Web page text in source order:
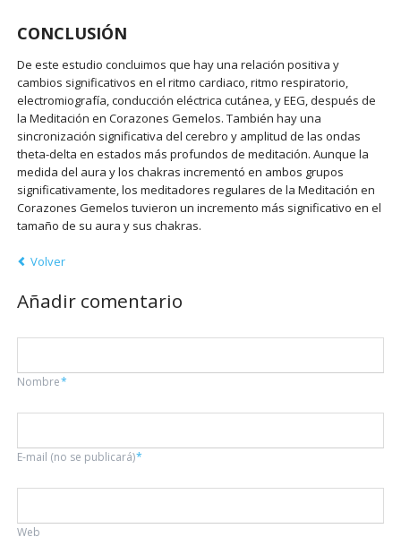
CONCLUSIÓN
De este estudio concluimos que hay una relación positiva y
cambios significativos en el ritmo cardiaco, ritmo respiratorio,
electromiografía, conducción eléctrica cutánea, y EEG, después de
la Meditación en Corazones Gemelos. También hay una
sincronización significativa del cerebro y amplitud de las ondas
theta-delta en estados más profundos de meditación. Aunque la
medida del aura y los chakras incrementó en ambos grupos
significativamente, los meditadores regulares de la Meditación en
Corazones Gemelos tuvieron un incremento más significativo en el
tamaño de su aura y sus chakras.
Volver
Añadir comentario
Campo
Nombre*
Campo
E-mail (no se publicará)*
Web